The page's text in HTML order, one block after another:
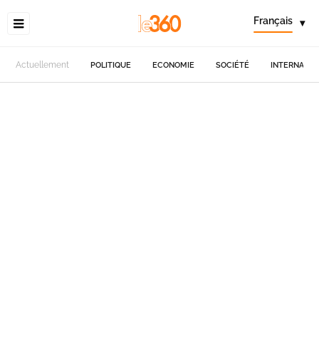
Français ▾
Actuellement POLITIQUE ECONOMIE SOCIÉTÉ